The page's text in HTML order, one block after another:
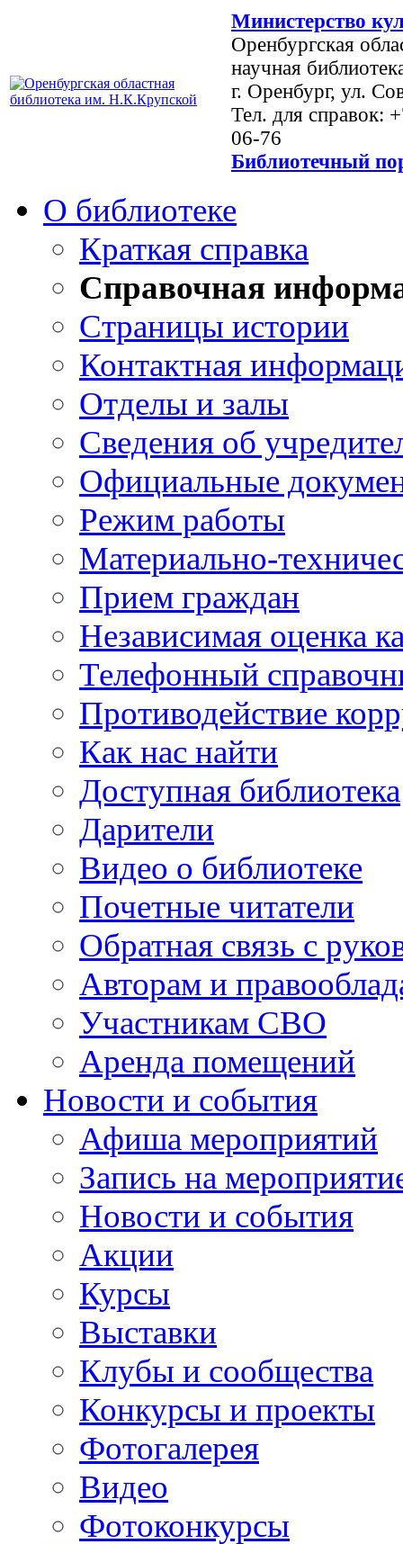
Министерство
Оренбургская
научная
г. Оренбург, ул.
Тел. для справок:
06-76
Библиотечный
О библиотеке
Краткая справка
Справочная
Страницы истории
Контактная
Отделы и залы
Сведения об
Официальные
Режим работы
Материально-
Прием граждан
Независимая оценка
Телефонный
Противодействие
Как нас найти
Доступная библиотека
Дарители
Видео о библиотеке
Почетные читатели
Обратная связь с
Авторам и
Участникам СВО
Аренда помещений
Новости и события
Афиша мероприятий
Запись на
Новости и события
Акции
Курсы
Выставки
Клубы и сообщества
Конкурсы и проекты
Фотогалерея
Видео
Фотоконкурсы